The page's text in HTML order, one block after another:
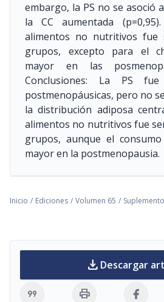
embargo, la PS no se asoció
la CC aumentada
alimentos no nutritivos fue
grupos, excepto para el
mayor en las
Conclusiones: La PS
postmenopáusicas, pero no
la distribución adiposa
alimentos no nutritivos fue
grupos, aunque el
mayor en la postmenopausia.
Inicio / Ediciones / Volumen 65 /
download Descargar
format_quote print